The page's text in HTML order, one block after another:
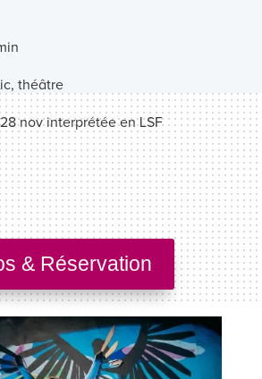
théâtre
nov interprétée en LSF
& Réservation